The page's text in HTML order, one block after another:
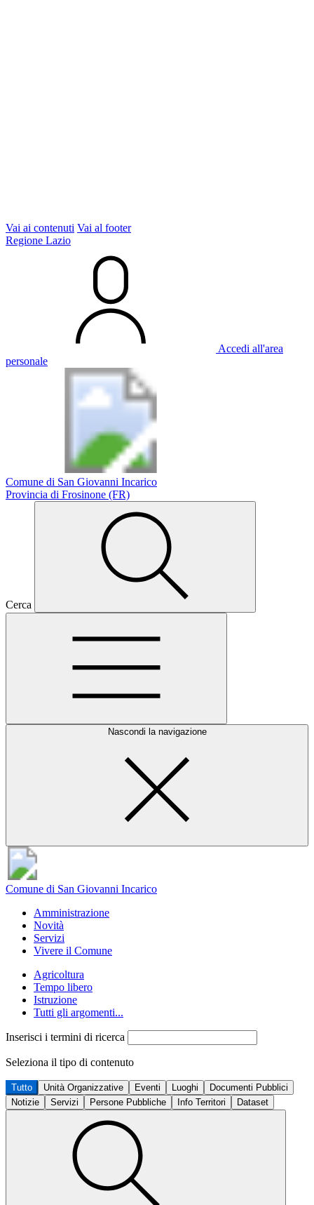
Vai ai contenuti Vai al footer
Regione Lazio
Accedi all'area
personale
Comune di San Giovanni Incarico
Provincia di Frosinone (FR)
Cerca
Nascondi la navigazione
Comune di San Giovanni Incarico
Amministrazione
Novità
Servizi
Vivere il Comune
Agricoltura
Tempo libero
Istruzione
Tutti gli argomenti...
Inserisci i termini di ricerca
Seleziona il tipo di contenuto
Tutto Unità Organizzative Eventi Luoghi
Documenti Pubblici
Notizie
Servizi Persone Pubbliche Info Territori Dataset